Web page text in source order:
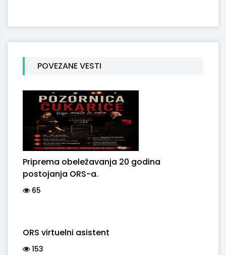
POVEZANE VESTI
Priprema obeležavanja 20 godina
postojanja ORS-a.
65
ORS virtuelni asistent
153